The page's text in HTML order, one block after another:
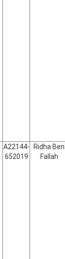
A22144-
652019
Ridha Ben
Fallah